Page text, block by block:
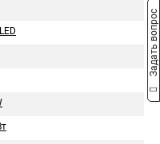
Задать вопрос